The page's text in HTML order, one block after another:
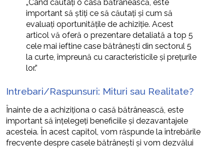
„Când căutați o casă bătrânească, este
important să știți ce să căutați și cum să
evaluați oportunitățile de achiziție. Acest
articol vă oferă o prezentare detaliată a top 5
cele mai ieftine case bătrânești din sectorul 5
la curte, împreună cu caracteristicile și prețurile
lor.”
Intrebari/Raspunsuri: Mituri sau Realitate?
Înainte de a achiziționa o casă bătrânească, este
important să înțelegeți beneficiile și dezavantajele
acesteia. În acest capitol, vom răspunde la întrebările
frecvente despre casele bătrânești și vom dezvălui